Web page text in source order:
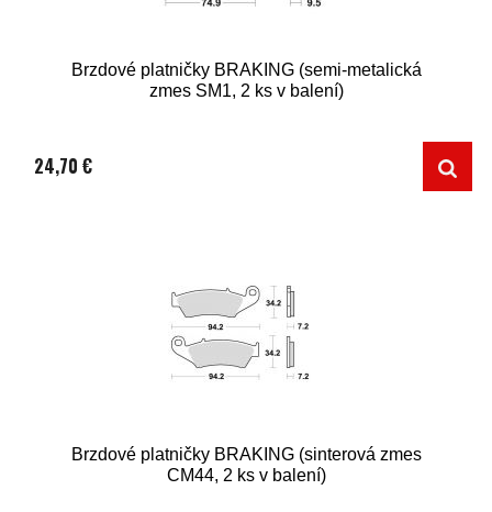
Brzdové platničky BRAKING (semi-metalická
zmes SM1, 2 ks v balení)
24,70 €
Brzdové platničky BRAKING (sinterová zmes
CM44, 2 ks v balení)